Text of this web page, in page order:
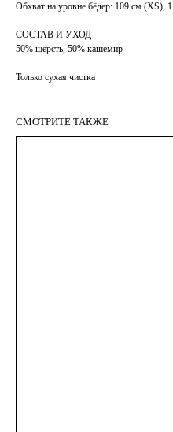
Обхват на уровне бёдер: 109 см
СОСТАВ И УХОД
50% шерсть, 50% кашемир
Только сухая чистка
СМОТРИТЕ ТАКЖЕ